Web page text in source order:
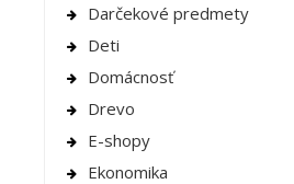
Darčekové predmety
Deti
Domácnosť
Drevo
E-shopy
Ekonomika